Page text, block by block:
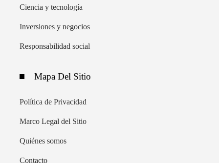
Ciencia y tecnología
Inversiones y negocios
Responsabilidad social
Mapa Del Sitio
Política de Privacidad
Marco Legal del Sitio
Quiénes somos
Contacto